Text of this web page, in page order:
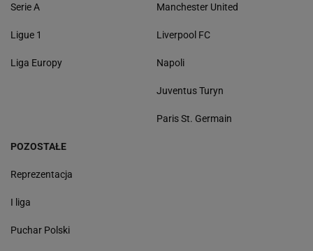
Serie A
Ligue 1
Liga Europy
Manchester United
Liverpool FC
Napoli
Juventus Turyn
Paris St. Germain
POZOSTAŁE
Reprezentacja
I liga
Puchar Polski